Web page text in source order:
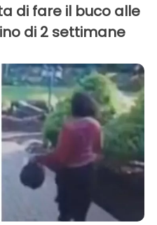
di fare il buco alle
di 2 settimane